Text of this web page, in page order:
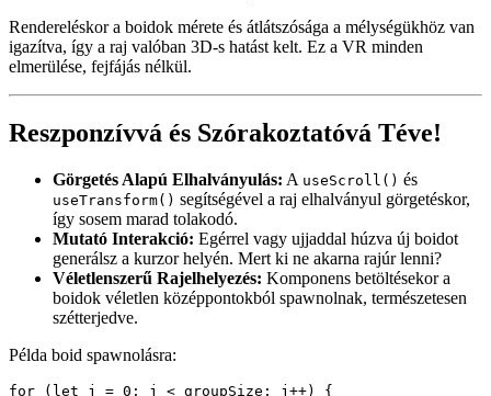
Teljes Forráskód
Az alábbi linken megtalálod a teljes kódot, készen egyből
beállítható! (Csak legyen kéznél saját Framer Motion és Tailwind
GitHub.
Összegzés
Boid csapatmozgatás megvalósítása React-ben talán szokatlan
választásnak tűnhet, de a modern animációs könyvtárakkal
megkapod az interaktivitást, a teljesítményt és azt a precíz fejlesztői
élményt – mindet egyszerre.